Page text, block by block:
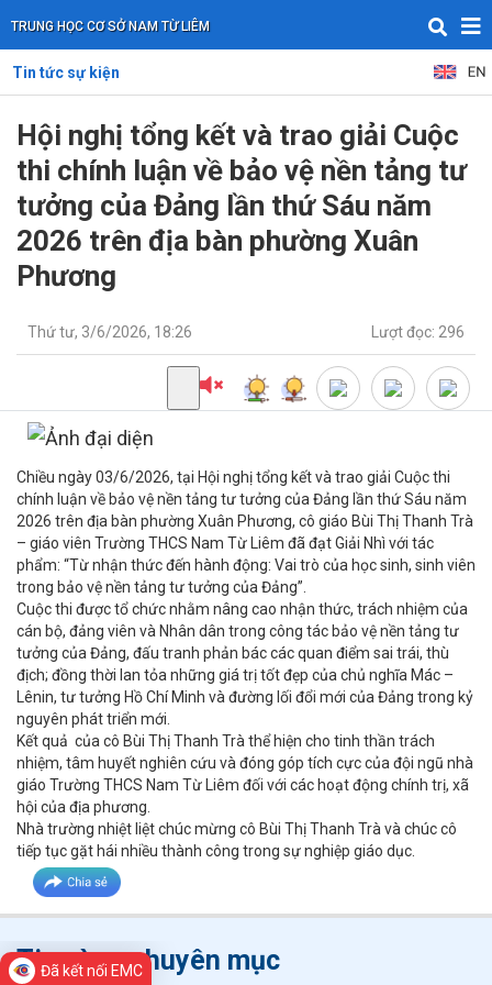
TRUNG HỌC CƠ SỞ NAM TỪ LIÊM
Tin tức sự kiện
Hội nghị tổng kết và trao giải Cuộc
thi chính luận về bảo vệ nền tảng tư
tưởng của Đảng lần thứ Sáu năm
2026 trên địa bàn phường Xuân
Phương
Thứ tư, 3/6/2026, 18:26 Lượt đọc: 296
Chiều ngày 03/6/2026, tại Hội nghị tổng kết và trao giải Cuộc thi
chính luận về bảo vệ nền tảng tư tưởng của Đảng lần thứ Sáu năm
2026 trên địa bàn phường Xuân Phương, cô giáo Bùi Thị Thanh Trà
– giáo viên Trường THCS Nam Từ Liêm đã đạt Giải Nhì với tác
phẩm: “Từ nhận thức đến hành động: Vai trò của học sinh, sinh viên
trong bảo vệ nền tảng tư tưởng của Đảng”.
Cuộc thi được tổ chức nhằm nâng cao nhận thức, trách nhiệm của
cán bộ, đảng viên và Nhân dân trong công tác bảo vệ nền tảng tư
tưởng của Đảng, đấu tranh phản bác các quan điểm sai trái, thù
địch; đồng thời lan tỏa những giá trị tốt đẹp của chủ nghĩa Mác –
Lênin, tư tưởng Hồ Chí Minh và đường lối đổi mới của Đảng trong kỷ
nguyên phát triển mới.
Kết quả của cô Bùi Thị Thanh Trà thể hiện cho tinh thần trách
nhiệm, tâm huyết nghiên cứu và đóng góp tích cực của đội ngũ nhà
giáo Trường THCS Nam Từ Liêm đối với các hoạt động chính trị, xã
hội của địa phương.
Nhà trường nhiệt liệt chúc mừng cô Bùi Thị Thanh Trà và chúc cô
tiếp tục gặt hái nhiều thành công trong sự nghiệp giáo dục.
Tin cùng chuyên mục
Đã kết nối EMC